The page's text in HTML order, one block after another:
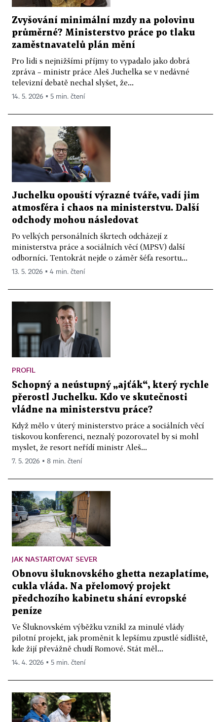
Zvyšování minimální mzdy na polovinu
průměrné? Ministerstvo práce po tlaku
zaměstnavatelů plán mění
Pro lidi s nejnižšími příjmy to vypadalo jako dobrá
zpráva – ministr práce Aleš Juchelka se v nedávné
televizní debatě nechal slyšet, že...
14. 5. 2026 ▪ 5 min. čtení
Juchelku opouští výrazné tváře, vadí jim
atmosféra i chaos na ministerstvu. Další
odchody mohou následovat
Po velkých personálních škrtech odcházejí z
ministerstva práce a sociálních věcí (MPSV) další
odborníci. Tentokrát nejde o záměr šéfa resortu...
13. 5. 2026 ▪ 4 min. čtení
PROFIL
Schopný a neústupný „ajťák“, který rychle
přerostl Juchelku. Kdo ve skutečnosti
vládne na ministerstvu práce?
Když mělo v úterý ministerstvo práce a sociálních věcí
tiskovou konferenci, neznalý pozorovatel by si mohl
myslet, že resort neřídí ministr Aleš...
7. 5. 2026 ▪ 8 min. čtení
JAK NASTARTOVAT SEVER
Obnovu šluknovského ghetta nezaplatíme,
cukla vláda. Na přelomový projekt
předchozího kabinetu shání evropské
peníze
Ve Šluknovském výběžku vznikl za minulé vlády
pilotní projekt, jak proměnit k lepšímu zpustlé sídliště,
kde žijí převážně chudí Romové. Stát měl...
14. 4. 2026 ▪ 5 min. čtení